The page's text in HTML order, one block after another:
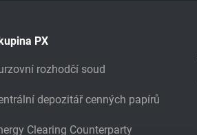
PX
rozhodčí soud
depozitář cenných papírů
Clearing Counterparty